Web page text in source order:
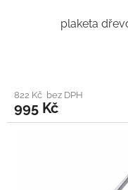
plaketa
822 Kč bez DPH
995 Kč